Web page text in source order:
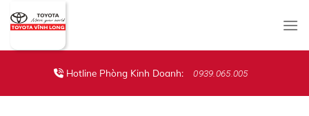
Hotline Phòng Kinh Doanh: 0939.065.005